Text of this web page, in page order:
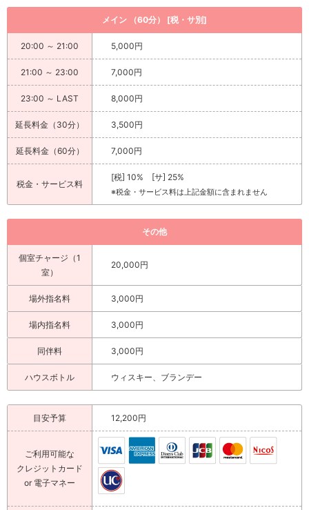
メイン （60分） [税・サ別]
20:00 ～ 21:00 5,000円
21:00 ～ 23:00 7,000円
23:00 ～ LAST 8,000円
延長料金（30分） 3,500円
延長料金（60分） 7,000円
税金・サービス料
[税] 10% [サ] 25%
※税金・サービス料は上記金額に含まれません
その他
個室チャージ（1
室）
20,000円
場外指名料 3,000円
場内指名料 3,000円
同伴料 3,000円
ハウスボトル ウィスキー、ブランデー
目安予算 12,200円
ご利用可能な
クレジットカード
or 電子マネー